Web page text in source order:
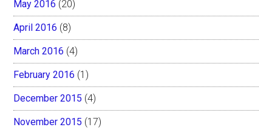
May 2016 (20)
April 2016 (8)
March 2016 (4)
February 2016 (1)
December 2015 (4)
November 2015 (17)